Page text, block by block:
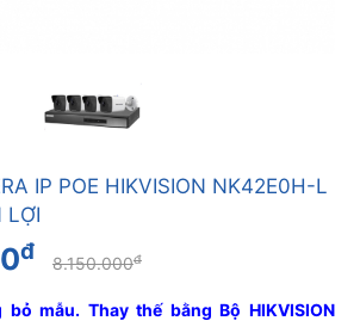
IP POE HIKVISION NK42E0H-L
LỢI
đ 8.150.000đ
bỏ mẫu. Thay thế bằng Bộ HIKVISION